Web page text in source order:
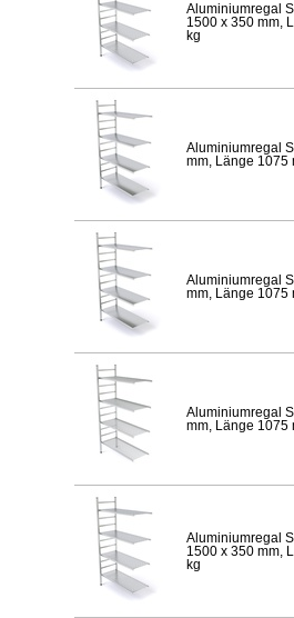
Aluminiumregal
1500 x 350 mm,
kg
Aluminiumregal
mm, Länge 1075
Aluminiumregal
mm, Länge 1075
Aluminiumregal
mm, Länge 1075
Aluminiumregal
1500 x 350 mm,
kg